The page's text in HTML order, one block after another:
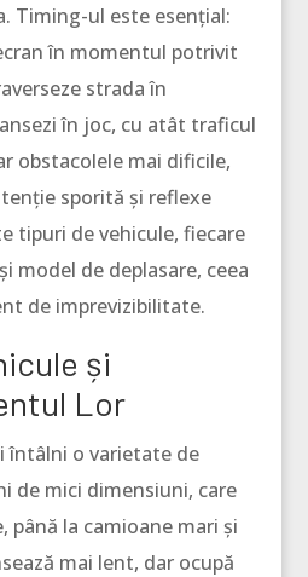
Timing-ul este esențial:
în momentul potrivit
strada în
în joc, cu atât traficul
obstacolele mai dificile,
sporită și reflexe
tipuri de vehicule, fiecare
model de deplasare, ceea
de imprevizibilitate.
și
Lor
întâlni o varietate de
de mici dimensiuni, care
până la camioane mari și
mai lent, dar ocupă